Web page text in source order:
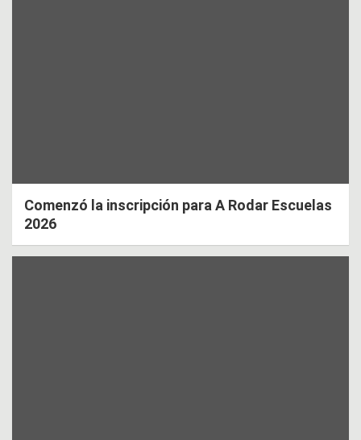
Comenzó la inscripción para A Rodar Escuelas
2026